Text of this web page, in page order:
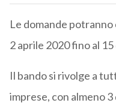
Le domande
2 aprile 2020 fino al
Il bando si rivolge a
imprese, con almeno